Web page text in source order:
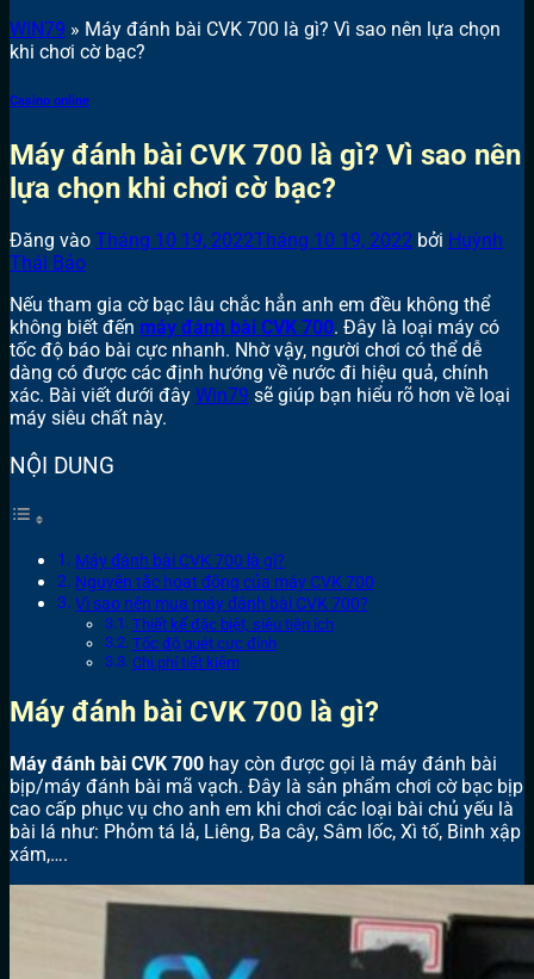
WIN79 » Máy đánh bài CVK 700 là gì? Vì sao nên lựa chọn
khi chơi cờ bạc?
Casino online
Máy đánh bài CVK 700 là gì? Vì sao nên
lựa chọn khi chơi cờ bạc?
Đăng vào Tháng 10 19, 2022Tháng 10 19, 2022 bởi Huỳnh
Thái Bảo
Nếu tham gia cờ bạc lâu chắc hẳn anh em đều không thể
không biết đến máy đánh bài CVK 700. Đây là loại máy có
tốc độ báo bài cực nhanh. Nhờ vậy, người chơi có thể dễ
dàng có được các định hướng về nước đi hiệu quả, chính
xác. Bài viết dưới đây Win79 sẽ giúp bạn hiểu rõ hơn về loại
máy siêu chất này.
NỘI DUNG
Máy đánh bài CVK 700 là gì?
Nguyên tắc hoạt động của máy CVK 700
Vì sao nên mua máy đánh bài CVK 700?
Thiết kế đặc biệt, siêu tiện ích
Tốc độ quét cực đỉnh
Chi phí tiết kiệm
Máy đánh bài CVK 700 là gì?
Máy đánh bài CVK 700 hay còn được gọi là máy đánh bài
bịp/máy đánh bài mã vạch. Đây là sản phẩm chơi cờ bạc bịp
cao cấp phục vụ cho anh em khi chơi các loại bài chủ yếu là
bài lá như: Phỏm tá lả, Liêng, Ba cây, Sâm lốc, Xì tố, Binh xập
xám,….